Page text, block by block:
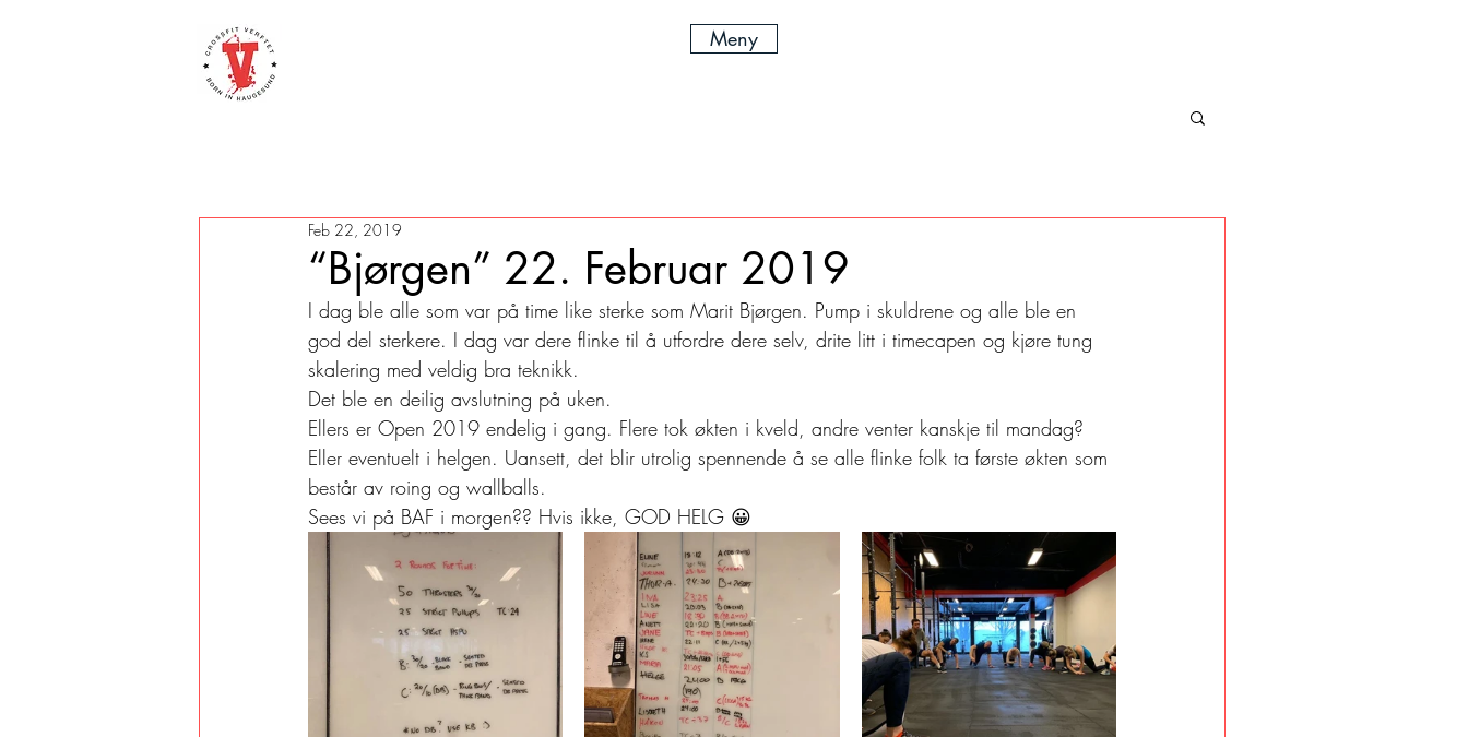
Meny
“Bjørgen” 22. Februar 2019
Feb 22, 2019
I dag ble alle som var på time like sterke som Marit Bjørgen. Pump i skuldrene og alle ble en
god del sterkere. I dag var dere flinke til å utfordre dere selv, drite litt i timecapen og kjøre tung
skalering med veldig bra teknikk.
Det ble en deilig avslutning på uken.
Ellers er Open 2019 endelig i gang. Flere tok økten i kveld, andre venter kanskje til mandag?
Eller eventuelt i helgen. Uansett, det blir utrolig spennende å se alle flinke folk ta første økten som
består av roing og wallballs.
Sees vi på BAF i morgen?? Hvis ikke, GOD HELG 😀